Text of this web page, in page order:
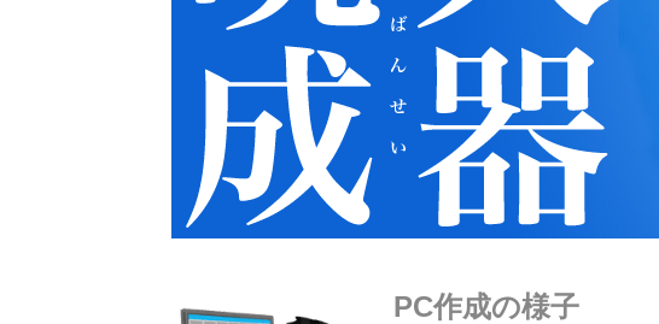
PC作成の様子